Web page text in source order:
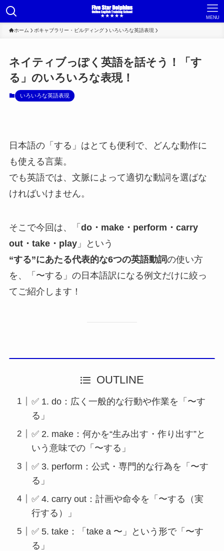
MENU
ホーム ボキャブラリー・ビルディング いろいろな英語表現
ネイティブっぽく英語を話そう！「す
る」のいろいろな表現！
いろいろな英語表現
日本語の「する」はとても便利で、どんな動作に
も使える言葉。
でも英語では、文脈によって適切な動詞を選ばな
ければいけません。
そこで今回は、「 do・make・perform・carry
out・take・play」という
“する”にあたる代表的な6つの英語動詞の使い方
を、「〜する」の日本語訳になる例文だけに絞っ
てご紹介します！
OUTLINE
✅ 1. do：広く一般的な行動や作業を「〜す
る」
✅ 2. make：何かを“生み出す・作り出す”と
いう意味での「〜する」
✅ 3. perform：公式・専門的な行為を「〜す
る」
✅ 4. carry out：計画や命令を「〜する（実
行する）」
✅ 5. take：「take a 〜」という形で「〜す
る」